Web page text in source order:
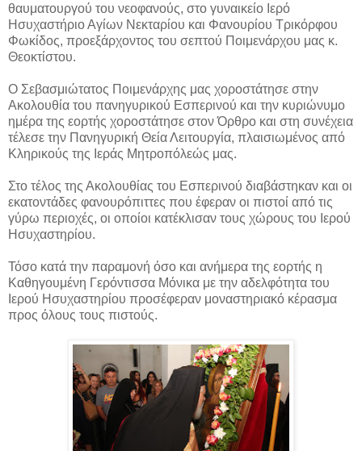
θαυματουργού του νεοφανούς, στο γυναικείο Ιερό
Ησυχαστήριο Αγίων Νεκταρίου και Φανουρίου Τρικόρφου
Φωκίδος, προεξάρχοντος του σεπτού Ποιμενάρχου μας κ.
Θεοκτίστου.
Ο Σεβασμιώτατος Ποιμενάρχης μας χοροστάτησε στην
Ακολουθία του πανηγυρικού Εσπερινού και την κυριώνυμο
ημέρα της εορτής χοροστάτησε στον Όρθρο και στη συνέχεια
τέλεσε την Πανηγυρική Θεία Λειτουργία, πλαισιωμένος από
Κληρικούς της Ιεράς Μητροπόλεώς μας.
Στο τέλος της Ακολουθίας του Εσπερινού διαβάστηκαν και οι
εκατοντάδες φανουρόπιττες που έφεραν οι πιστοί από τις
γύρω περιοχές, οι οποίοι κατέκλισαν τους χώρους του Ιερού
Ησυχαστηρίου.
Τόσο κατά την παραμονή όσο και ανήμερα της εορτής η
Καθηγουμένη Γερόντισσα Μόνικα με την αδελφότητα του
Ιερού Ησυχαστηρίου προσέφεραν μοναστηριακό κέρασμα
προς όλους τους πιστούς.